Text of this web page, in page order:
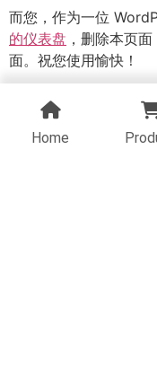
而您，作为一位
的仪表盘 ，删除本页
面。祝您使用愉快！
Home